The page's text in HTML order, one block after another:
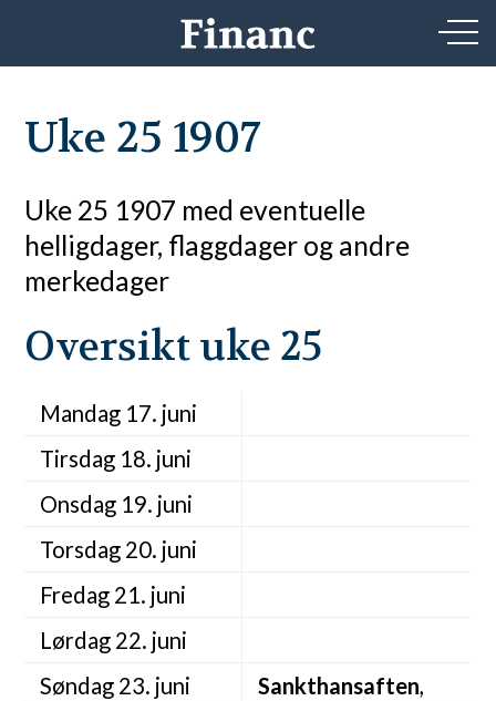
Uke 25 1907
Uke 25 1907 med eventuelle
helligdager, flaggdager og andre
merkedager
Oversikt uke 25
Mandag 17. juni
Tirsdag 18. juni
Onsdag 19. juni
Torsdag 20. juni
Fredag 21. juni
Lørdag 22. juni
Søndag 23. juni
Sankthansaften,